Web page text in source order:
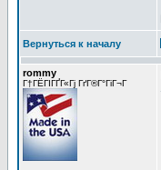
Вернуться к началу
rommy
Г†ГЁГІГҐГ«Гј ГґГ®Г°ГіГ¬Г